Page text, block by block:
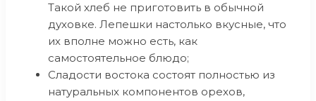
Такой хлеб не приготовить в обычной
духовке. Лепешки настолько вкусные, что
их вполне можно есть, как
самостоятельное блюдо;
Сладости востока состоят полностью из
натуральных компонентов орехов,